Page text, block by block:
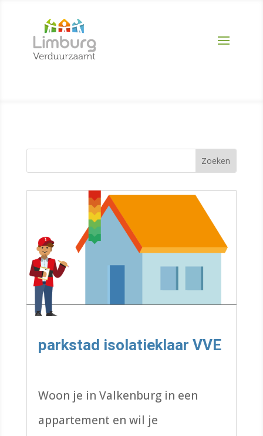
parkstad isolatieklaar VVE
Woon je in Valkenburg in een
appartement en wil je